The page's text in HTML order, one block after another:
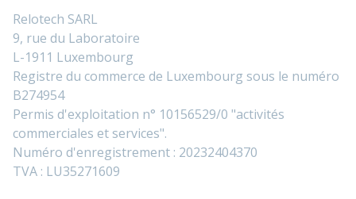
Relotech SARL
9, rue du Laboratoire
L-1911 Luxembourg
Registre du commerce de Luxembourg sous le numéro
B274954
Permis d'exploitation n° 10156529/0 "activités
commerciales et services".
Numéro d'enregistrement : 20232404370
TVA : LU35271609